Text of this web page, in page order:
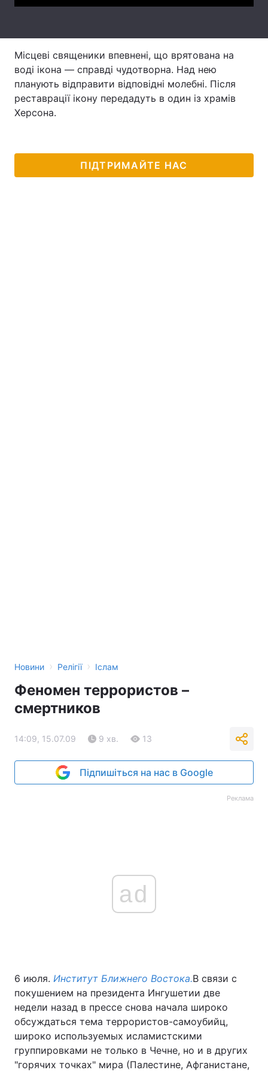
Відео з Youtube Статті
Інтерв'ю Думки
Архів
Місцеві священики впевнені, що врятована на
воді ікона — справді чудотворна. Над нею
планують відправити відповідні молебні. Після
реставрації ікону передадуть в один із храмів
Херсона.
ПІДТРИМАЙТЕ НАС
Новини › Релігії › Іслам
Феномен террористов –
смертников
14:09, 15.07.09 9 хв. 13
Підпишіться на нас в Google
Реклама
ad
6 июля. Институт Ближнего Востока.В связи с
покушением на президента Ингушетии две
недели назад в прессе снова начала широко
обсуждаться тема террористов-самоубийц,
широко используемых исламистскими
группировками не только в Чечне, но и в других
"горячих точках" мира (Палестине, Афганистане,